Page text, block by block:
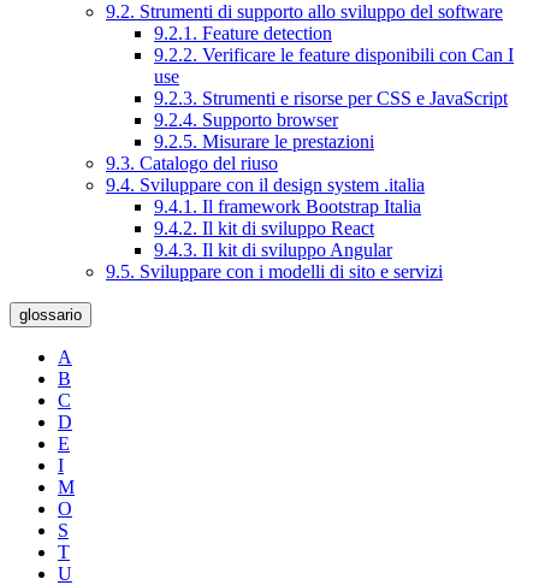
9.2. Strumenti di supporto allo sviluppo del software
9.2.1. Feature detection
9.2.2. Verificare le feature disponibili con Can I
use
9.2.3. Strumenti e risorse per CSS e JavaScript
9.2.4. Supporto browser
9.2.5. Misurare le prestazioni
9.3. Catalogo del riuso
9.4. Sviluppare con il design system .italia
9.4.1. Il framework Bootstrap Italia
9.4.2. Il kit di sviluppo React
9.4.3. Il kit di sviluppo Angular
9.5. Sviluppare con i modelli di sito e servizi
glossario
A
B
C
D
E
I
M
O
S
T
U